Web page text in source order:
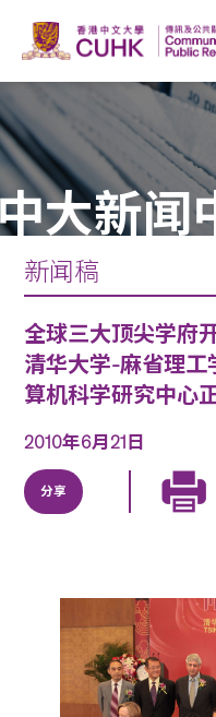
大新闻
新闻稿
全球三大顶尖学府
清华大学-麻省理
算机科学研究中心
2010年6月21日
分享